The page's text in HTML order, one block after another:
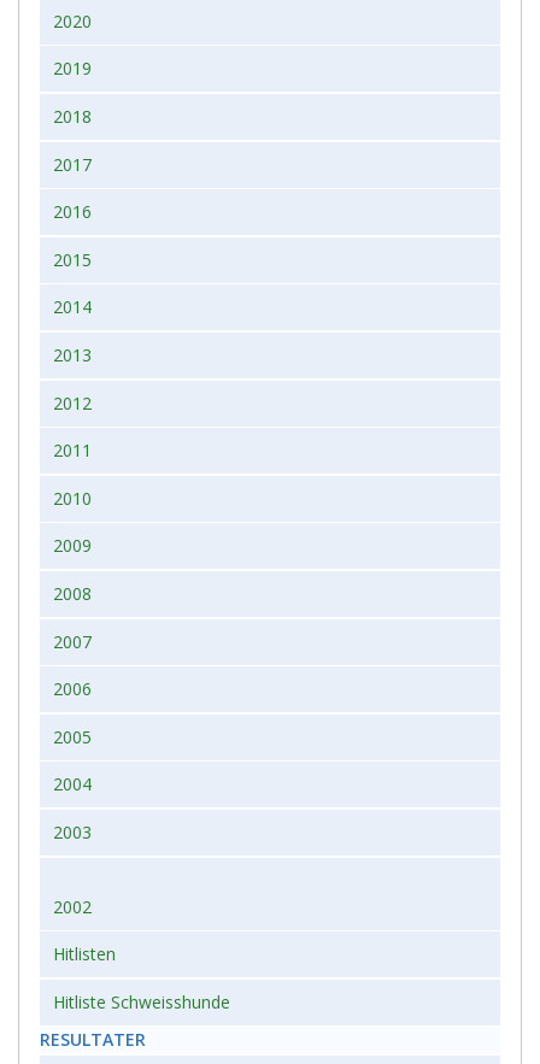
2020
2019
2018
2017
2016
2015
2014
2013
2012
2011
2010
2009
2008
2007
2006
2005
2004
2003
2002
Hitlisten
Hitliste Schweisshunde
RESULTATER